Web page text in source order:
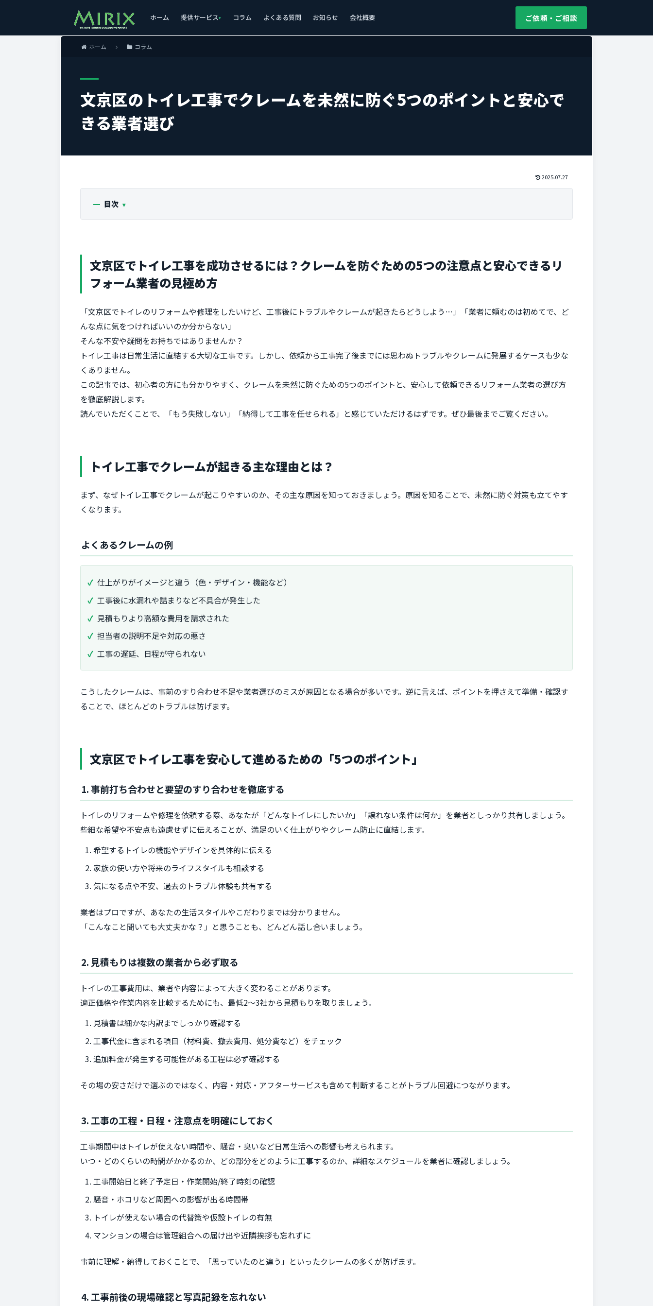
ご依頼・ご相談
ホーム 提供サービス コラム よくある質問 お知らせ 会社概要
ホーム コラム
文京区のトイレ工事でクレームを未然に防ぐ5つのポイントと安心で
きる業者選び
2025.07.27
目次
文京区でトイレ工事を成功させるには？クレームを防ぐための5つの注意点と安心できるリ
フォーム業者の見極め方
「文京区でトイレのリフォームや修理をしたいけど、工事後にトラブルやクレームが起きたらどうしよう…」「業者に頼むのは初めてで、ど
んな点に気をつければいいのか分からない」
そんな不安や疑問をお持ちではありませんか？
トイレ工事は日常生活に直結する大切な工事です。しかし、依頼から工事完了後までには思わぬトラブルやクレームに発展するケースも少な
くありません。
この記事では、初心者の方にも分かりやすく、クレームを未然に防ぐための5つのポイントと、安心して依頼できるリフォーム業者の選び方
を徹底解説します。
読んでいただくことで、「もう失敗しない」「納得して工事を任せられる」と感じていただけるはずです。ぜひ最後までご覧ください。
トイレ工事でクレームが起きる主な理由とは？
まず、なぜトイレ工事でクレームが起こりやすいのか、その主な原因を知っておきましょう。原因を知ることで、未然に防ぐ対策も立てやす
くなります。
よくあるクレームの例
仕上がりがイメージと違う（色・デザイン・機能など）
工事後に水漏れや詰まりなど不具合が発生した
見積もりより高額な費用を請求された
担当者の説明不足や対応の悪さ
工事の遅延、日程が守られない
こうしたクレームは、事前のすり合わせ不足や業者選びのミスが原因となる場合が多いです。逆に言えば、ポイントを押さえて準備・確認す
ることで、ほとんどのトラブルは防げます。
文京区でトイレ工事を安心して進めるための「5つのポイント」
1. 事前打ち合わせと要望のすり合わせを徹底する
トイレのリフォームや修理を依頼する際、あなたが「どんなトイレにしたいか」「譲れない条件は何か」を業者としっかり共有しましょう。
些細な希望や不安点も遠慮せずに伝えることが、満足のいく仕上がりやクレーム防止に直結します。
希望するトイレの機能やデザインを具体的に伝える
家族の使い方や将来のライフスタイルも相談する
気になる点や不安、過去のトラブル体験も共有する
業者はプロですが、あなたの生活スタイルやこだわりまでは分かりません。
「こんなこと聞いても大丈夫かな？」と思うことも、どんどん話し合いましょう。
2. 見積もりは複数の業者から必ず取る
トイレの工事費用は、業者や内容によって大きく変わることがあります。
適正価格や作業内容を比較するためにも、最低2〜3社から見積もりを取りましょう。
見積書は細かな内訳までしっかり確認する
工事代金に含まれる項目（材料費、撤去費用、処分費など）をチェック
追加料金が発生する可能性がある工程は必ず確認する
その場の安さだけで選ぶのではなく、内容・対応・アフターサービスも含めて判断することがトラブル回避につながります。
3. 工事の工程・日程・注意点を明確にしておく
工事期間中はトイレが使えない時間や、騒音・臭いなど日常生活への影響も考えられます。
いつ・どのくらいの時間がかかるのか、どの部分をどのように工事するのか、詳細なスケジュールを業者に確認しましょう。
工事開始日と終了予定日・作業開始/終了時刻の確認
騒音・ホコリなど周囲への影響が出る時間帯
トイレが使えない場合の代替策や仮設トイレの有無
マンションの場合は管理組合への届け出や近隣挨拶も忘れずに
事前に理解・納得しておくことで、「思っていたのと違う」といったクレームの多くが防げます。
4. 工事前後の現場確認と写真記録を忘れない